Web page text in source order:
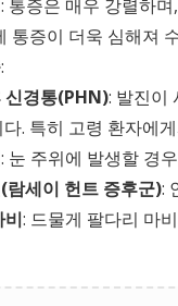
: 통증은 매우 강렬하
통증이 더욱 심해져
:
신경통(PHN): 발진이
. 특히 고령 환자에
: 눈 주위에 발생할 경
람세이 헌트 증후군):
비: 드물게 팔다리 마